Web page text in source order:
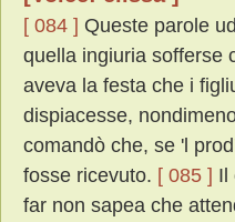
[ 084 ] Queste parole
quella ingiuria sofferse
aveva la festa che i
dispiacesse,
comandò che, se 'l
fosse ricevuto. [ 085 ] Il
far non sapea che